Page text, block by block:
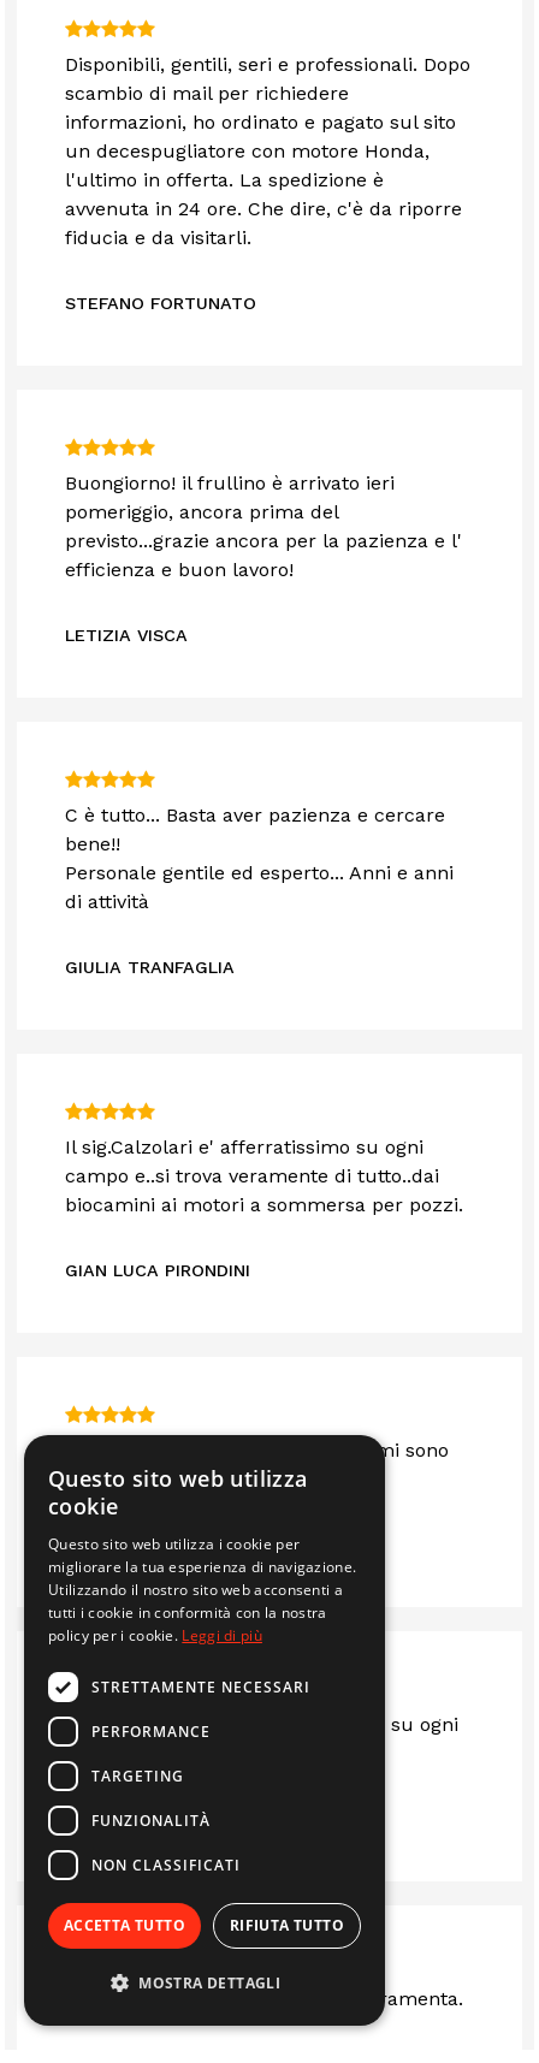
Disponibili, gentili, seri e professionali. Dopo
scambio di mail per richiedere
informazioni, ho ordinato e pagato sul sito
un decespugliatore con motore Honda,
l'ultimo in offerta. La spedizione è
avvenuta in 24 ore. Che dire, c'è da riporre
fiducia e da visitarli.
STEFANO FORTUNATO
Buongiorno! il frullino è arrivato ieri
pomeriggio, ancora prima del
previsto...grazie ancora per la pazienza e l'
efficienza e buon lavoro!
LETIZIA VISCA
C è tutto... Basta aver pazienza e cercare
bene!!
Personale gentile ed esperto... Anni e anni
di attività
GIULIA TRANFAGLIA
Il sig.Calzolari e' afferratissimo su ogni
campo e..si trova veramente di tutto..dai
biocamini ai motori a sommersa per pozzi.
GIAN LUCA PIRONDINI
Sono anni che mi servo da loro e mi sono
sempre trovato bene.. consigliato
IMMOBILIARE EDIL 2F S.R.L.
Sempre al top.. gentili e disponibili su ogni
questione
LUIS
Ottima rivenditi stufe camini e ferramenta.
Questo sito web utilizza
cookie
Questo sito web utilizza i cookie per
migliorare la tua esperienza di navigazione.
Utilizzando il nostro sito web acconsenti a
tutti i cookie in conformità con la nostra
policy per i cookie. Leggi di più
STRETTAMENTE NECESSARI
PERFORMANCE
TARGETING
FUNZIONALITÀ
NON CLASSIFICATI
ACCETTA TUTTO RIFIUTA TUTTO
MOSTRA DETTAGLI